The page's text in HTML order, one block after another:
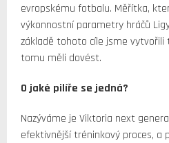
evropskému fotbalu. Měřítka,
výkonnostní parametry hráčů
základě tohoto cíle jsme
tomu měli dovést.
O jaké pilíře se jedná?
Nazýváme je Viktoria next
efektivnější tréninkový proces, a